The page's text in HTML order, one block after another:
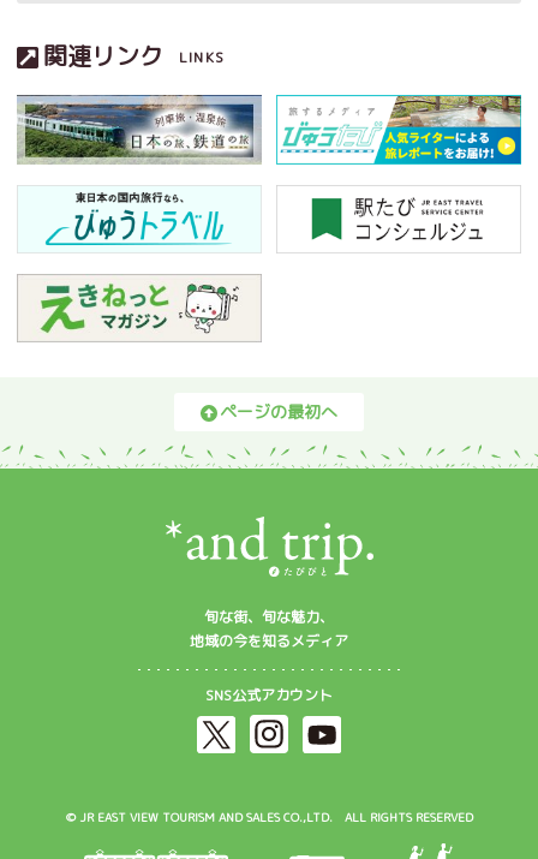
関連リンク LINKS
ページの最初へ
旬な街、旬な魅力、
地域の今を知るメディア
SNS公式アカウント
© JR EAST VIEW TOURISM AND SALES CO.,LTD. ALL RIGHTS RESERVED